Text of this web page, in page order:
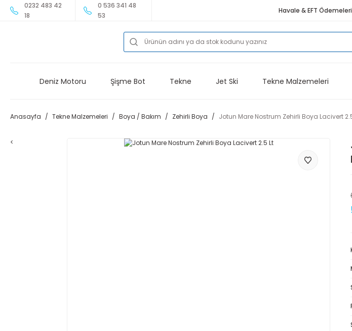
0232 483 42
18
0 536 341 48
53
Havale & EFT
Deniz Motoru Şişme Bot Tekne Jet Ski Tekne Malzemeleri
Anasayfa Tekne Malzemeleri Boya / Bakım Zehirli Boya Jotun Mare Nostrum Zehirli Boya Lacivert
<